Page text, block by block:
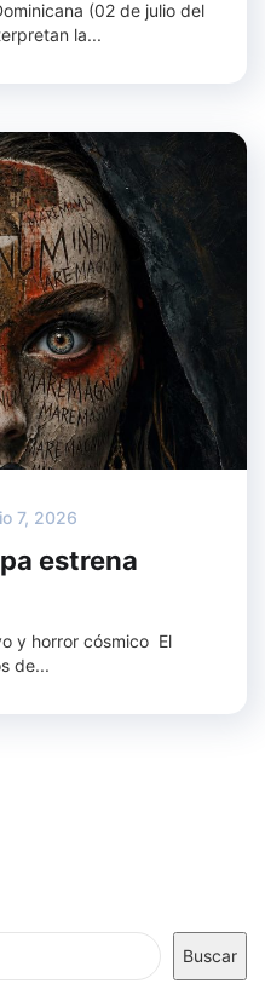
(02 de julio del
la...
7, 2026
estrena
y horror cósmico El
de...
Buscar